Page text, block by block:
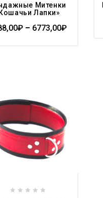
out
5
Митенки
Лапки»
₽ – 6773,00₽